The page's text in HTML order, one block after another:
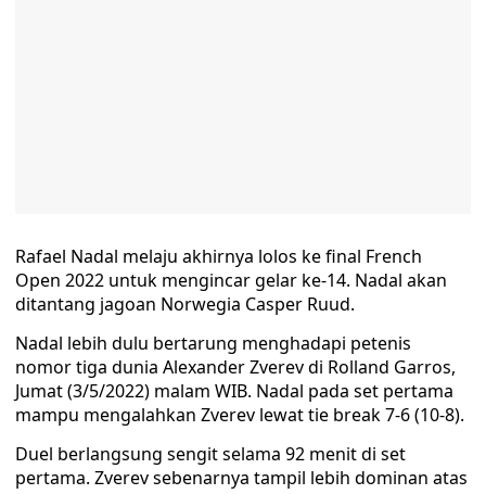
Rafael Nadal melaju akhirnya lolos ke final French
Open 2022 untuk mengincar gelar ke-14. Nadal akan
ditantang jagoan Norwegia Casper Ruud.
Nadal lebih dulu bertarung menghadapi petenis
nomor tiga dunia Alexander Zverev di Rolland Garros,
Jumat (3/5/2022) malam WIB. Nadal pada set pertama
mampu mengalahkan Zverev lewat tie break 7-6 (10-8).
Duel berlangsung sengit selama 92 menit di set
pertama. Zverev sebenarnya tampil lebih dominan atas